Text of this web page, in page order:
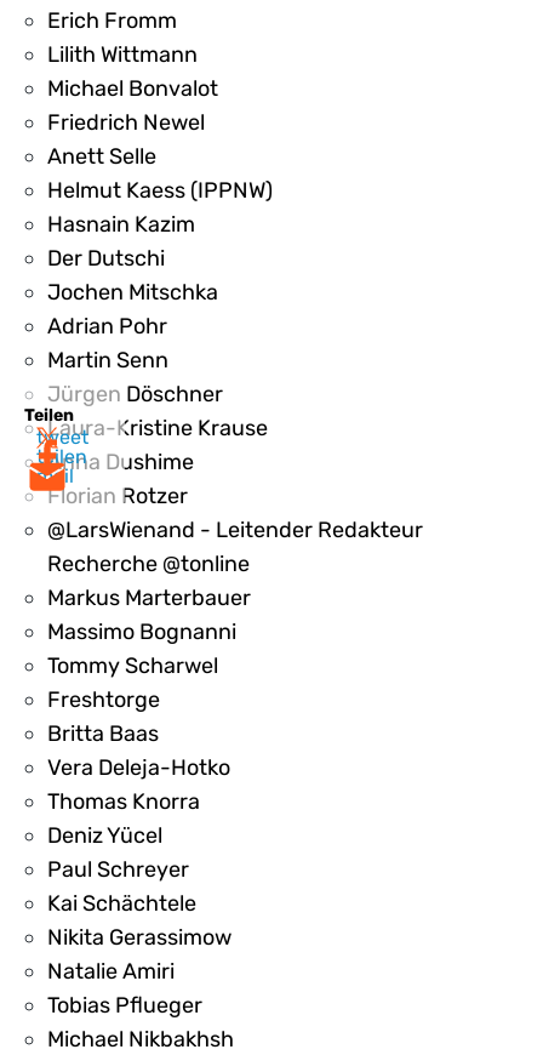
Teilen
tweet
teilen
mail
Erich Fromm
Lilith Wittmann
Michael Bonvalot
Friedrich Newel
Anett Selle
Helmut Kaess (IPPNW)
Hasnain Kazim
Der Dutschi
Jochen Mitschka
Adrian Pohr
Martin Senn
Jürgen Döschner
Laura-Kristine Krause
Anna Dushime
Florian Rotzer
@LarsWienand - Leitender Redakteur
Recherche @tonline
Markus Marterbauer
Massimo Bognanni
Tommy Scharwel
Freshtorge
Britta Baas
Vera Deleja-Hotko
Thomas Knorra
Deniz Yücel
Paul Schreyer
Kai Schächtele
Nikita Gerassimow
Natalie Amiri
Tobias Pflueger
Michael Nikbakhsh